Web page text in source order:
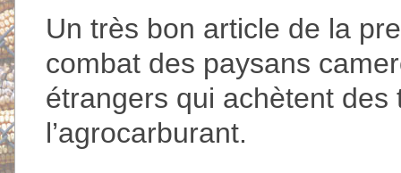
Un très bon article de la
combat des paysans
étrangers qui achètent
l’agrocarburant.